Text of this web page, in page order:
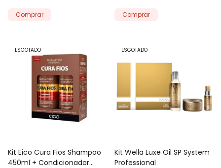
Comprar Comprar
ESGOTADO
Kit Eico Cura Fios Shampoo
450ml + Condicionador
ESGOTADO
Kit Wella Luxe Oil SP System
Professional